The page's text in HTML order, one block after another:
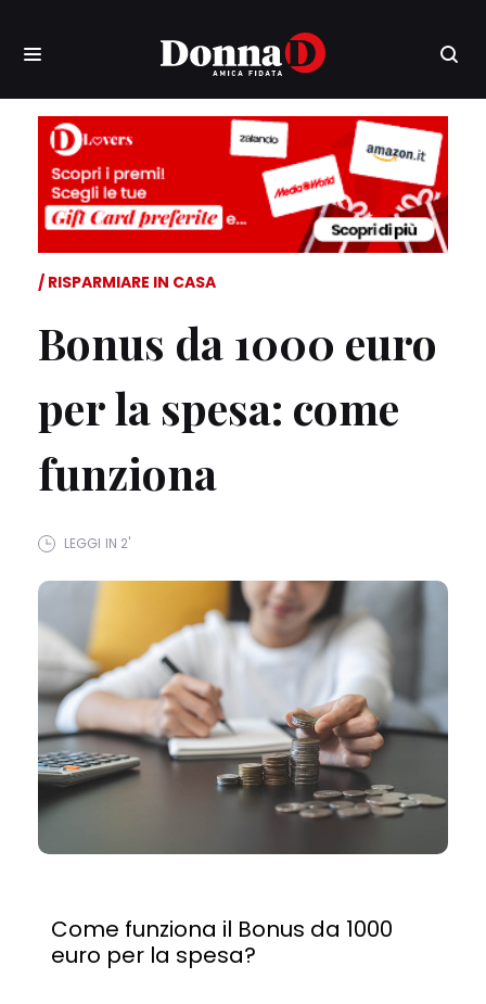
RISPARMIARE IN CASA
Bonus da 1000 euro
per la spesa: come
funziona
LEGGI IN 2'
Come funziona il Bonus da 1000
euro per la spesa?